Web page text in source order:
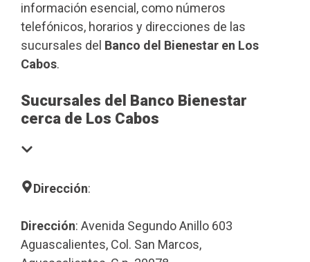
información esencial, como números
telefónicos, horarios y direcciones de las
sucursales del Banco del Bienestar en Los
Cabos.
Sucursales del Banco Bienestar
cerca de Los Cabos
Dirección:
Dirección: Avenida Segundo Anillo 603
Aguascalientes, Col. San Marcos,